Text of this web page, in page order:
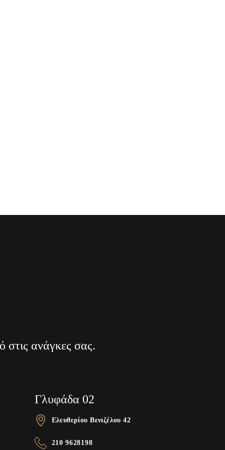
στις ανάγκες σας.
Γλυφάδα 02
Ελευθερίου Βενιζέλου 42
210 9628198